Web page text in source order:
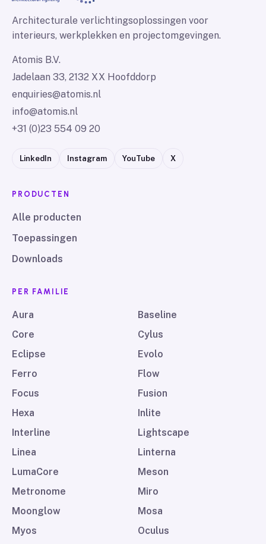
Architecturale verlichtingsoplossingen voor
interieurs, werkplekken en projectomgevingen.
Atomis B.V.
Jadelaan 33, 2132 XX Hoofddorp
enquiries@atomis.nl
info@atomis.nl
+31 (0)23 554 09 20
LinkedIn Instagram YouTube X
PRODUCTEN
Alle producten
Toepassingen
Downloads
PER FAMILIE
Aura
Baseline
Core
Cylus
Eclipse
Evolo
Ferro
Flow
Focus
Fusion
Hexa
Inlite
Interline
Lightscape
Linea
Linterna
LumaCore
Meson
Metronome
Miro
Moonglow
Mosa
Myos
Oculus